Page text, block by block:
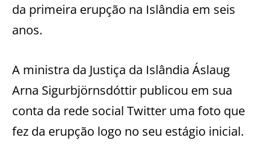
da primeira erupção na Islândia em seis
anos.
A ministra da Justiça da Islândia Áslaug
Arna Sigurbjörnsdóttir publicou em sua
conta da rede social Twitter uma foto que
fez da erupção logo no seu estágio inicial.